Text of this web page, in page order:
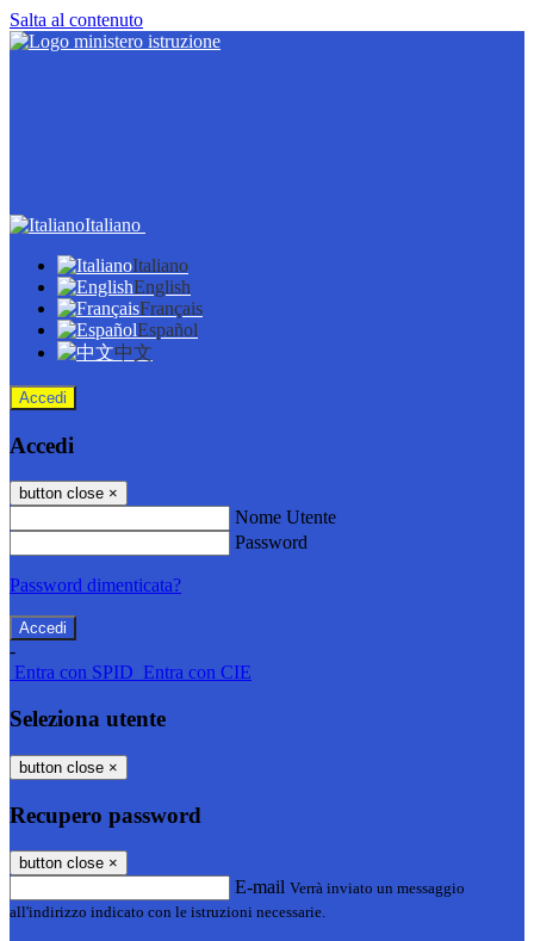
Salta al contenuto
Italiano
Italiano
English
Français
Español
中文
Accedi
Accedi
button close ×
Nome Utente
Password
Password dimenticata?
-
Entra con SPID Entra con CIE
Seleziona utente
button close ×
Recupero password
button close ×
E-mail Verrà inviato un messaggio
all'indirizzo indicato con le istruzioni necessarie.